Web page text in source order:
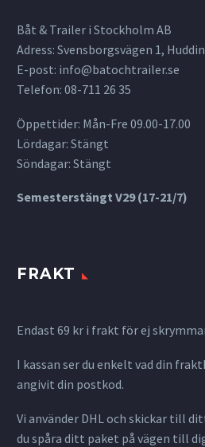
Båt & Trailer i Stockholm AB
Adress: Svensborgsvägen 1,
E-post: info@batochtrailer.se
Telefon: 08-711 26 35
Öppettider: Mån-Fre 09.00-17.00
Lördagar: Stängt
Söndagar: Stängt
Semesterstängt V29 (17-21/7)
FRAKT
Endast 69 kr i frakt för ej
I kassan ser du enkelt vad din
angivit din postkod.
Vi använder DHL och skickar till
du spåra ditt paket på vägen till